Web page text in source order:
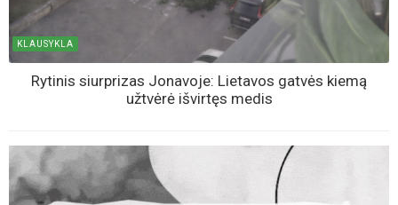
KLAUSYKLA
Rytinis siurprizas Jonavoje: Lietavos gatvės kiemą
užtvėrė išvirtęs medis